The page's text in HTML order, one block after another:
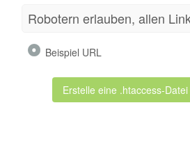
Robotern erlauben, allen
Beispiel URL
Erstelle eine .htaccess-